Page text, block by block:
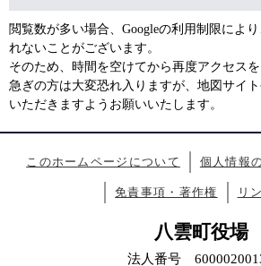
閲覧数が多い場合、Googleの利用制限によ
れないことがございます。
そのため、時間を空けてから再度アクセス
急ぎの方は大変恐れ入りますが、地図サイ
いただきますようお願いいたします。
このホームページについて 個人情報
免責事項・著作権 リ
八雲町役場
法人番号